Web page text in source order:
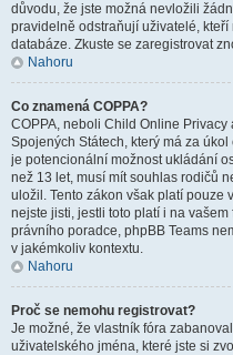
důvodu, že jste možná nevložili
pravidelně odstraňují uživatelé,
databáze. Zkuste se zaregistrovat
Nahoru
Co znamená COPPA?
COPPA, neboli Child Online
Spojených Státech, který má za
je potencionální možnost ukládání
než 13 let, musí mít souhlas rodičů
uložil. Tento zákon však platí pouze
nejste jisti, jestli toto platí i na
právního poradce, phpBB Teams
v jakémkoliv kontextu.
Nahoru
Proč se nemohu registrovat?
Je možné, že vlastník fóra
uživatelského jména, které jste si